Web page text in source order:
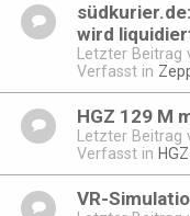
wird
Letzter Beitrag
Verfasst in
HGZ 129 M
Letzter Beitrag
Verfasst in
VR-